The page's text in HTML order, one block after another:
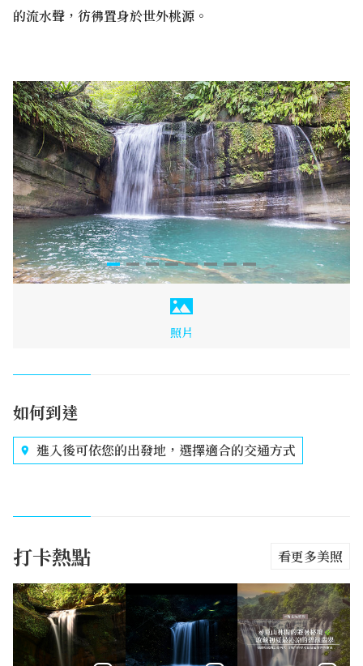
的流水聲，彷彿置身於世外桃源。
照片
如何到達
進入後可依您的出發地，選擇適合的交通方式
打卡熱點 看更多美照